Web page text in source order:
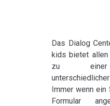
Das Dialog
kids bietet allen
zu einer
Immer wenn ein
Formular